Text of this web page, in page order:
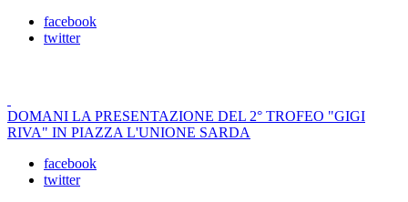
facebook
twitter
DOMANI LA PRESENTAZIONE DEL 2° TROFEO "GIGI
RIVA" IN PIAZZA L'UNIONE SARDA
facebook
twitter